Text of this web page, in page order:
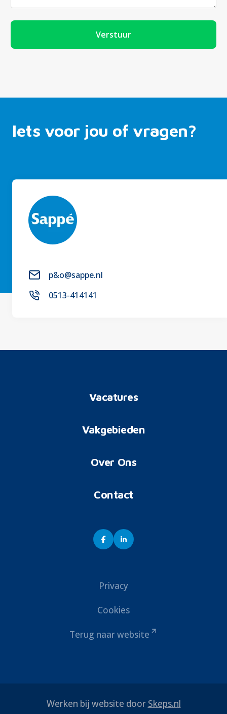
Verstuur
Iets voor jou of vragen?
p&o@sappe.nl
0513-414141
Vacatures
Vakgebieden
Over Ons
Contact
Privacy
Cookies
Terug naar website
Werken bij website door Skeps.nl